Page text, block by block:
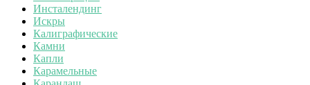
Инсталендинг
Искры
Калиграфические
Камни
Капли
Карамельные